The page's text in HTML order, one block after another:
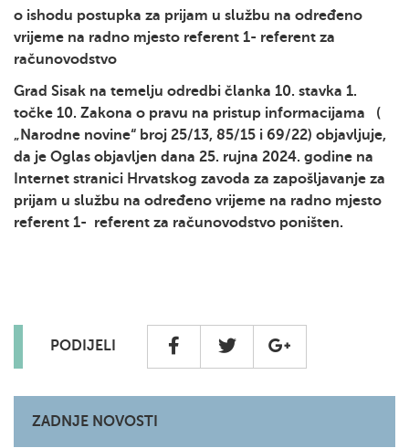
o ishodu postupka za prijam u službu na određeno
vrijeme na radno mjesto referent 1- referent za
računovodstvo
Grad Sisak na temelju odredbi članka 10. stavka 1.
točke 10. Zakona o pravu na pristup informacijama (
„Narodne novine“ broj 25/13, 85/15 i 69/22) objavljuje,
da je Oglas objavljen dana 25. rujna 2024. godine na
Internet stranici Hrvatskog zavoda za zapošljavanje za
prijam u službu na određeno vrijeme na radno mjesto
referent 1- referent za računovodstvo poništen.
PODIJELI
ZADNJE NOVOSTI